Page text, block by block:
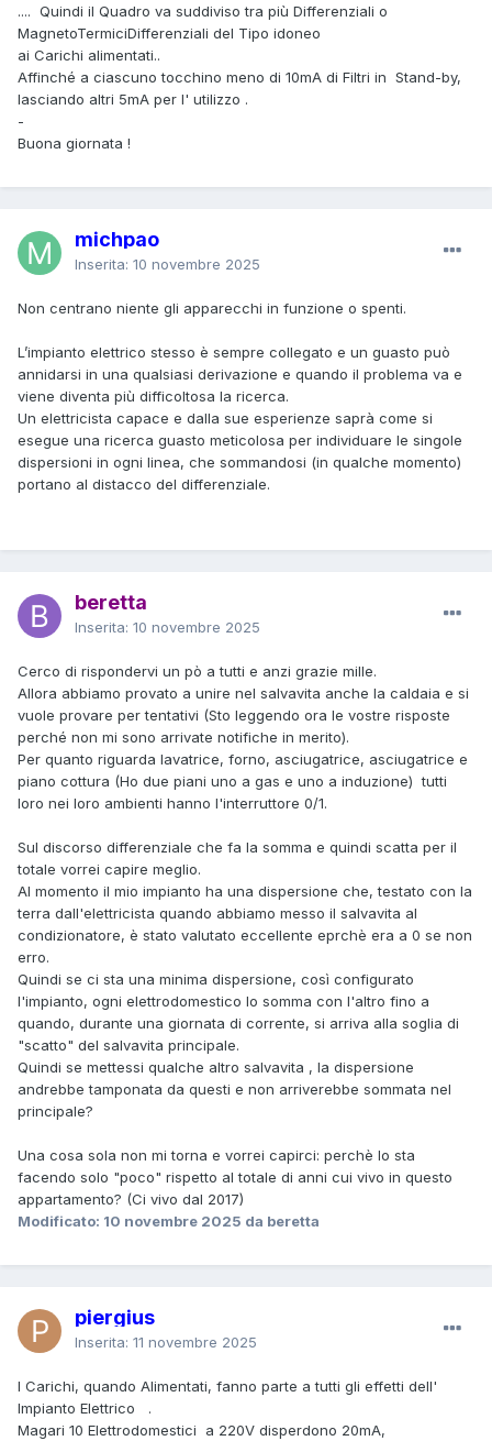
.... Quindi il Quadro va suddiviso tra più Differenziali o
MagnetoTermiciDifferenziali del Tipo idoneo
ai Carichi alimentati..
Affinché a ciascuno tocchino meno di 10mA di Filtri in Stand-by,
lasciando altri 5mA per l' utilizzo .
-
Buona giornata !
michpao
Inserita: 10 novembre 2025
Non centrano niente gli apparecchi in funzione o spenti.
L’impianto elettrico stesso è sempre collegato e un guasto può
annidarsi in una qualsiasi derivazione e quando il problema va e
viene diventa più difficoltosa la ricerca.
Un elettricista capace e dalla sue esperienze saprà come si
esegue una ricerca guasto meticolosa per individuare le singole
dispersioni in ogni linea, che sommandosi (in qualche momento)
portano al distacco del differenziale.
beretta
Inserita: 10 novembre 2025
Cerco di rispondervi un pò a tutti e anzi grazie mille.
Allora abbiamo provato a unire nel salvavita anche la caldaia e si
vuole provare per tentativi (Sto leggendo ora le vostre risposte
perché non mi sono arrivate notifiche in merito).
Per quanto riguarda lavatrice, forno, asciugatrice, asciugatrice e
piano cottura (Ho due piani uno a gas e uno a induzione) tutti
loro nei loro ambienti hanno l'interruttore 0/1.
Sul discorso differenziale che fa la somma e quindi scatta per il
totale vorrei capire meglio.
Al momento il mio impianto ha una dispersione che, testato con la
terra dall'elettricista quando abbiamo messo il salvavita al
condizionatore, è stato valutato eccellente eprchè era a 0 se non
erro.
Quindi se ci sta una minima dispersione, così configurato
l'impianto, ogni elettrodomestico lo somma con l'altro fino a
quando, durante una giornata di corrente, si arriva alla soglia di
"scatto" del salvavita principale.
Quindi se mettessi qualche altro salvavita , la dispersione
andrebbe tamponata da questi e non arriverebbe sommata nel
principale?
Una cosa sola non mi torna e vorrei capirci: perchè lo sta
facendo solo "poco" rispetto al totale di anni cui vivo in questo
appartamento? (Ci vivo dal 2017)
Modificato: 10 novembre 2025 da beretta
piergius
Inserita: 11 novembre 2025
I Carichi, quando Alimentati, fanno parte a tutti gli effetti dell'
Impianto Elettrico .
Magari 10 Elettrodomestici a 220V disperdono 20mA,